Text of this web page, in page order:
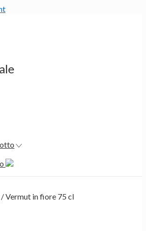
/ Vermut in fiore 75 cl